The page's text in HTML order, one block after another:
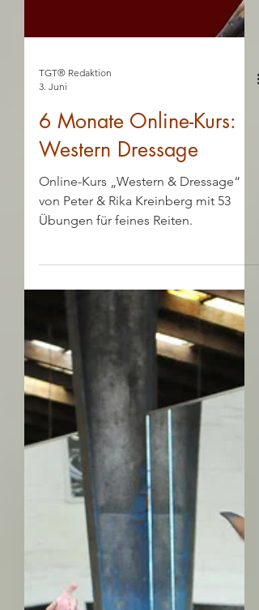
3. Juni
6 Monate Online-Kurs:
Western Dressage
Online-Kurs „Western & Dressage“
von Peter & Rika Kreinberg mit 53